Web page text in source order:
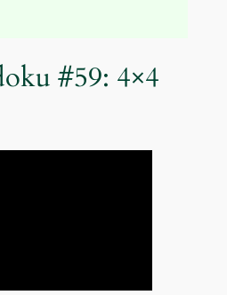
#59: 4×4